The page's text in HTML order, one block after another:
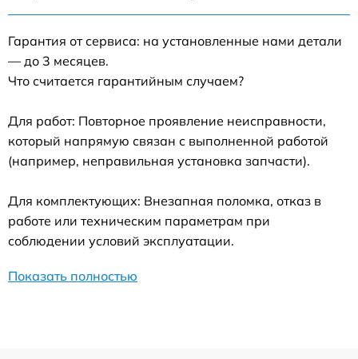
Гарантия от сервиса: на установленные нами детали
— до 3 месяцев.
Что считается гарантийным случаем?
Для работ: Повторное проявление неисправности,
который напрямую связан с выполненной работой
(например, неправильная установка запчасти).
Для комплектующих: Внезапная поломка, отказ в
работе или техническим параметрам при
соблюдении условий эксплуатации.
Показать полностью